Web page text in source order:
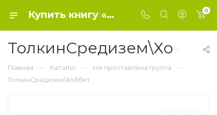
Купить книгу «ТолкинСредизем\Хоббит» 2015, Толкин Д.Р.Р. - Не проставлена группа 0
ТолкинСредизем\Хоббит
Главная — Каталог — Не проставлена группа —
ТолкинСредизем\Хоббит